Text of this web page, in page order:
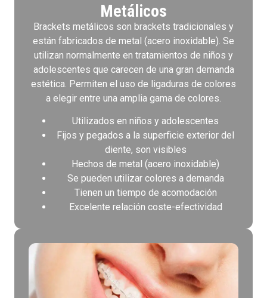
Metálicos
Brackets metálicos son brackets tradicionales y
están fabricados de metal (acero inoxidable). Se
utilizan normalmente en tratamientos de niños y
adolescentes que carecen de una gran demanda
estética. Permiten el uso de ligaduras de colores
a elegir entre una amplia gama de colores.
Utilizados en niños y adolescentes
Fijos y pegados a la superficie exterior del
diente, son visibles
Hechos de metal (acero inoxidable)
Se pueden utilizar colores a demanda
Tienen un tiempo de acomodación
Excelente relación coste-efectividad